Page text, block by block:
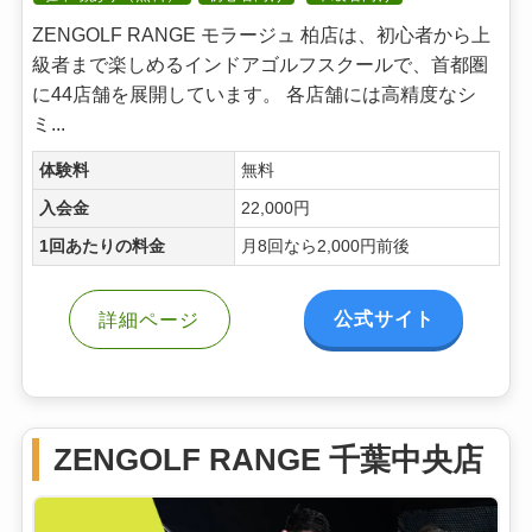
ZENGOLF RANGE モラージュ 柏店は、初心者から上
級者まで楽しめるインドアゴルフスクールで、首都圏
に44店舗を展開しています。 各店舗には高精度なシ
ミ...
体験料 無料
入会金 22,000円
1回あたりの料金 月8回なら2,000円前後
詳細ページ 公式サイト
ZENGOLF RANGE 千葉中央店